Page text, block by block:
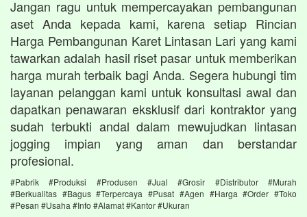
Jangan ragu untuk mempercayakan pembangunan
aset Anda kepada kami, karena setiap Rincian
Harga Pembangunan Karet Lintasan Lari yang kami
tawarkan adalah hasil riset pasar untuk memberikan
harga murah terbaik bagi Anda. Segera hubungi tim
layanan pelanggan kami untuk konsultasi awal dan
dapatkan penawaran eksklusif dari kontraktor yang
sudah terbukti andal dalam mewujudkan lintasan
jogging impian yang aman dan berstandar
profesional.
#Pabrik #Produksi #Produsen #Jual #Grosir #Distributor #Murah
#Berkualitas #Bagus #Terpercaya #Pusat #Agen #Harga #Order #Toko
#Pesan #Usaha #Info #Alamat #Kantor #Ukuran